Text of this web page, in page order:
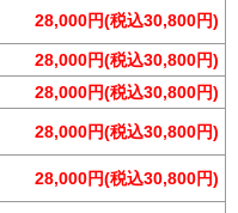
28,000円(税込30,800円)
28,000円(税込30,800円)
28,000円(税込30,800円)
28,000円(税込30,800円)
28,000円(税込30,800円)